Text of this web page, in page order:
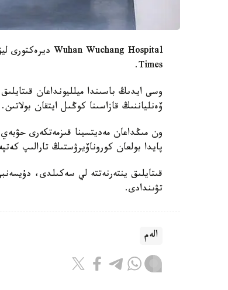
Times.
وسى ايدىڭ باسىندا ميلليونداعان
ۆەنلياننىڭ قازاسىنا كوڭىل ايتقان بولاتىن.
ون مىڭداعان مەديتسينا قىزمەتكەرى حۋبەي
پايدا بولعان كوروناۆيرۋستىڭ تارالىپ
قىتايلىق ينتەرنەتتە لي سەكىلدى،
تۋىندادى.
الەم